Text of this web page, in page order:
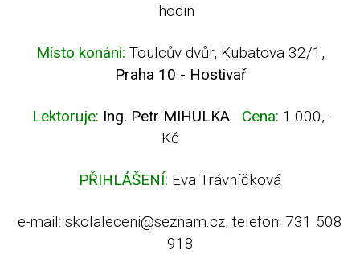
hodin
Místo konání: Toulcův dvůr, Kubatova 32/1,
Praha 10 - Hostivař
Lektoruje: Ing. Petr MIHULKACena: 1.000,-
Kč
PŘIHLÁŠENÍ: Eva Trávníčková
e-mail: skolaleceni@seznam.cz, telefon: 731 508
918